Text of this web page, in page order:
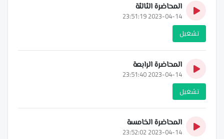
المحاضرة الثالثة
2023-04-14 23:51:19
تشغيل
المحاضرة الرابعة
2023-04-14 23:51:40
تشغيل
المحاضرة الخامسة
2023-04-14 23:52:02